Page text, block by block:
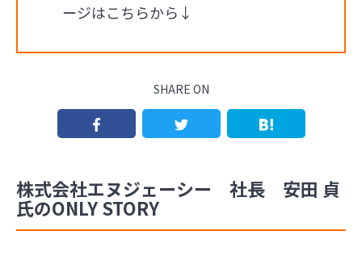
ージはこちらから↓
SHARE ON
株式会社エヌジェーシー 社長 安田 貞
氏のONLY STORY